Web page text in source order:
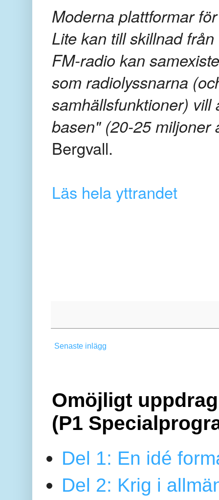
Moderna plattformar
Lite kan till skillnad
FM-radio kan
som radiolyssnarna
samhällsfunktioner) vill
basen" (20-25 miljoner
Bergvall.
Läs hela yttrandet
Senaste inlägg
Omöjligt
(P1
Del 1: En idé
Del 2: Krig i